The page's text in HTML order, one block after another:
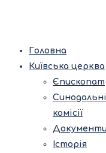
Головна
Київська церква
Єпископат
комісії
Документи
Історія